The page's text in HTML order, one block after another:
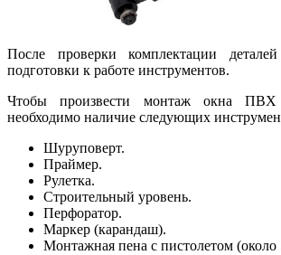
После проверки комплектации
подготовки к работе инструментов.
Чтобы произвести монтаж окна ПВХ
необходимо наличие следующих
Шуруповерт.
Праймер.
Рулетка.
Строительный уровень.
Перфоратор.
Маркер (карандаш).
Монтажная пена с пистолетом (около